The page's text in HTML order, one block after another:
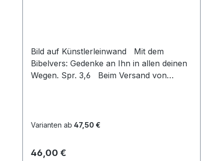
Bild auf Künstlerleinwand Mit dem
Bibelvers: Gedenke an Ihn in allen deinen
Wegen. Spr. 3,6 Beim Versand von
Sperrgut in Höhe von 28,99€ berechnet.
Sperrgutzuschlag 30€.
Varianten ab 47,50 €
Regulärer Preis:
46,00 €